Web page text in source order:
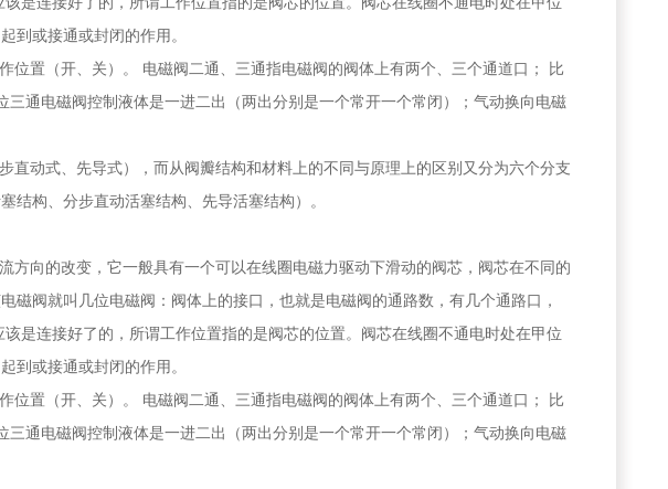
到或接通或封闭的作用。
位置（开、关）。 电磁阀二通、三通指电磁阀的阀体上有两个、三个通道口； 比
通电磁阀控制液体是一进二出（两出分别是一个常开一个常闭）；气动换向电磁
直动式、先导式），而从阀瓣结构和材料上的不同与原理上的区别又分为六个分支
结构、分步直动活塞结构、先导活塞结构）。
方向的改变，它一般具有一个可以在线圈电磁力驱动下滑动的阀芯，阀芯在不同的
磁阀就叫几位电磁阀：阀体上的接口，也就是电磁阀的通路数，有几个通路口，
是连接好了的，所谓工作位置指的是阀芯的位置。阀芯在线圈不通电时处在甲位
到或接通或封闭的作用。
位置（开、关）。 电磁阀二通、三通指电磁阀的阀体上有两个、三个通道口； 比
通电磁阀控制液体是一进二出（两出分别是一个常开一个常闭）；气动换向电磁